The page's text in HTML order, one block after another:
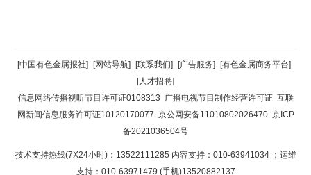
返回顶部
返回首页
[中国有色金属报社]- [网站导航]- [联系我们]- [广告服务]- [有色金属商务平台]-
[人才招聘]
信息网络传播视听节目许可证0108313 广播电视节目制作经营许可证 互联
网新闻信息服务许可证10120170077 京公网安备11010802026470 京ICP
备2021036504号
技术支持热线(7X24小时)：13522111285 内容支持：010-63941034 ；运维
支持：010-63971479 (手机)13520882137